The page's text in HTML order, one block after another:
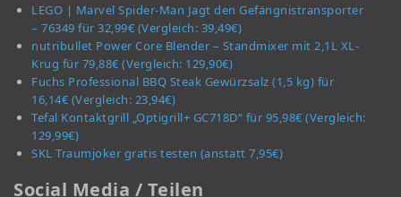
LEGO | Marvel Spider-Man Jagt den Gefängnistransporter
– 76349 für 32,99€ (Vergleich: 39,49€)
nutribullet Power Core Blender – Standmixer mit 2,1L XL-
Krug für 79,88€ (Vergleich: 129,90€)
Fuchs Professional BBQ Steak Gewürzsalz (1,5 kg) für
16,14€ (Vergleich: 23,94€)
Tefal Kontaktgrill „Optigrill+ GC718D“ für 95,98€ (Vergleich:
129,99€)
SKL Traumjoker gratis testen (anstatt 7,95€)
Social Media / Teilen